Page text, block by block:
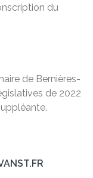
du
de Bernières-
de 2022